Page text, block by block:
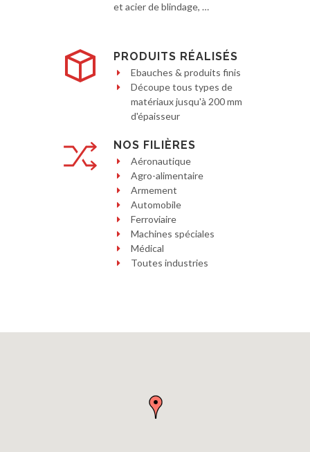
et acier de blindage, …
PRODUITS RÉALISÉS
Ebauches & produits finis
Découpe tous types de
matériaux jusqu'à 200 mm
d'épaisseur
NOS FILIÈRES
Aéronautique
Agro-alimentaire
Armement
Automobile
Ferroviaire
Machines spéciales
Médical
Toutes industries